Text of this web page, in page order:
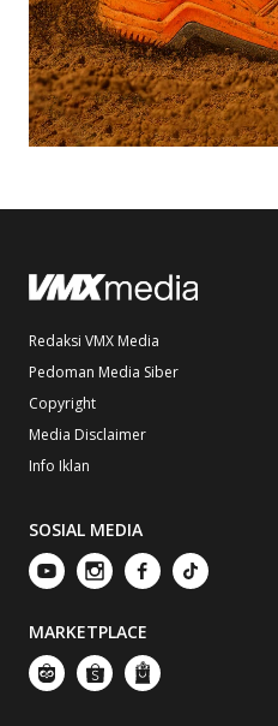
Redaksi VMX Media
Pedoman Media Siber
Copyright
Media Disclaimer
Info Iklan
SOSIAL MEDIA
MARKETPLACE